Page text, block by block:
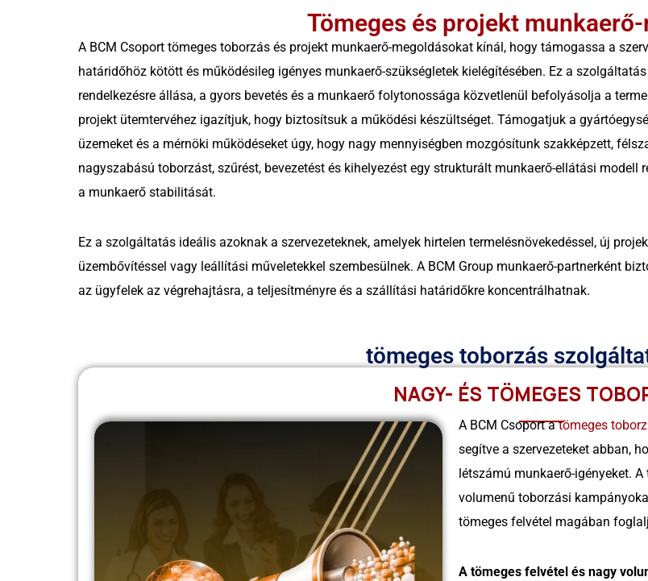
Tömeges és projekt
A BCM Csoport tömeges toborzás és projekt munkaerő-megoldásokat kínál, hogy támogassa a
határidőhöz kötött és működésileg igényes munkaerő-szükségletek kielégítésében. Ez a
rendelkezésre állása, a gyors bevetés és a munkaerő folytonossága közvetlenül befolyásolja a
projekt ütemtervéhez igazítjuk, hogy biztosítsuk a működési készültséget. Támogatjuk a
üzemeket és a mérnöki működéseket úgy, hogy nagy mennyiségben mozgósítunk szakképzett,
nagyszabású toborzást, szűrést, bevezetést és kihelyezést egy strukturált munkaerő-ellátási
a munkaerő stabilitását.
Ez a szolgáltatás ideális azoknak a szervezeteknek, amelyek hirtelen termelésnövekedéssel, új
üzembővítéssel vagy leállítási műveletekkel szembesülnek. A BCM Group munkaerő-partnerként
az ügyfelek az végrehajtásra, a teljesítményre és a szállítási határidőkre koncentrálhatnak.
tömeges toborzás
NAGY- ÉS TÖMEGES
A BCM Csoport atömeges
segítve a szervezeteket abban,
létszámú munkaerő-igényeket.
volumenű toborzási
tömeges felvétel magában
A tömeges felvétel és nagy